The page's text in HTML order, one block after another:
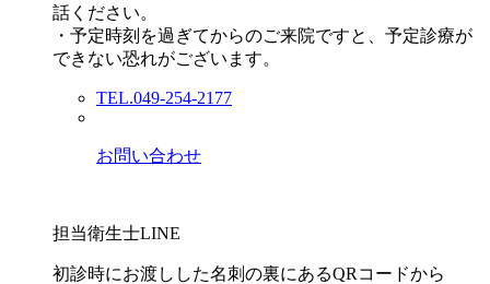
話ください。
・予定時刻を過ぎてからのご来院ですと、予定診療が
できない恐れがございます。
TEL.049-254-2177
お問い合わせ
担当衛生士LINE
初診時にお渡しした名刺の裏にあるQRコードから